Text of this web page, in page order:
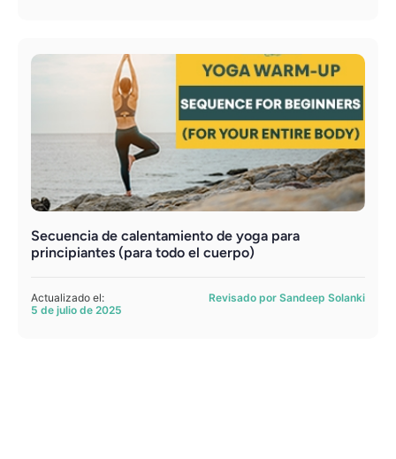
Secuencia de calentamiento de yoga para
principiantes (para todo el cuerpo)
Actualizado el:
5 de julio de 2025
Revisado por Sandeep Solanki